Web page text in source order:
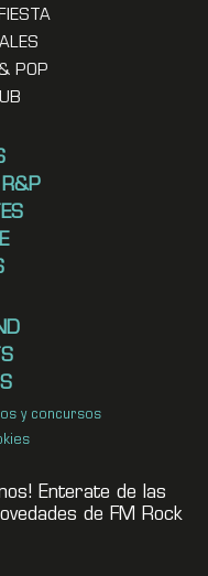
POP
y concursos
Enterate de las
de FM Rock